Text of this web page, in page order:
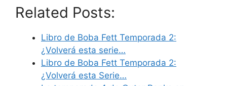
Related Posts:
Libro de Boba Fett Temporada 2:
¿Volverá esta serie…
Libro de Boba Fett Temporada 2:
¿Volverá esta Serie…